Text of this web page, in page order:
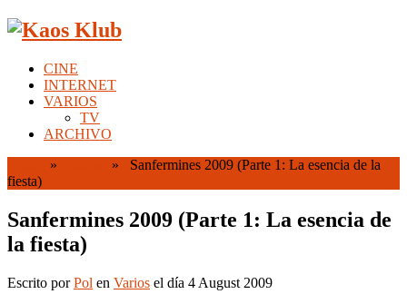
CINE
INTERNET
VARIOS
TV
ARCHIVO
»
» Sanfermines 2009 (Parte 1: La esencia de la
fiesta)
Sanfermines 2009 (Parte 1: La esencia de
la fiesta)
Escrito porPol en Varios el día 4 August 2009